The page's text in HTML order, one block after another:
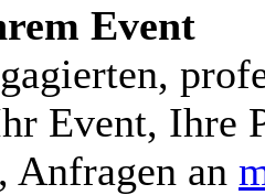
Event
Event, Ihre
Anfragen an